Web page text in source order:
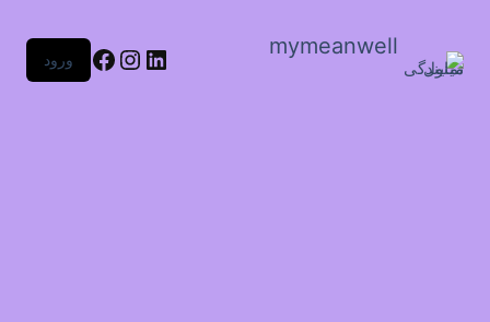
mymeanwell
ورود